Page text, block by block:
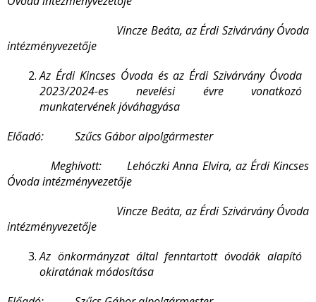
Vincze Beáta, az Érdi Szivárvány Óvoda
intézményvezetője
Az Érdi Kincses Óvoda és az Érdi Szivárvány Óvoda
2023/2024-es nevelési évre vonatkozó
munkatervének jóváhagyása
Előadó: Szűcs Gábor alpolgármester
Meghívott: Lehóczki Anna Elvira, az Érdi Kincses
Óvoda intézményvezetője
Vincze Beáta, az Érdi Szivárvány Óvoda
intézményvezetője
Az önkormányzat által fenntartott óvodák alapító
okiratának módosítása